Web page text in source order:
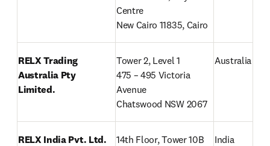
Centre
New Cairo 11835, Cairo
RELX Trading
Australia Pty
Limited.
Tower 2, Level 1
475 – 495 Victoria
Avenue
Chatswood NSW 2067
Australia
RELX India Pvt. Ltd.
14th Floor, Tower 10B
India